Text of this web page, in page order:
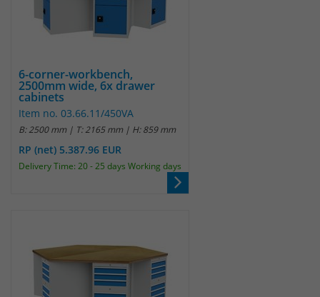
6-corner-workbench,
2500mm wide, 6x drawer
cabinets
Item no. 03.66.11/450VA
B: 2500 mm | T: 2165 mm | H: 859 mm
RP (net) 5.387.96 EUR
Delivery Time: 20 - 25 days Working days
Anbieter TYPO3
Zweck
Enthält die gewählten Tracking-Optin-
Einstellungen.
Websitebesucher für die Dauer des
Besuchs der Webseite zu identifizieren.
_pk_id
Anbieter
Laufzeit 13 Monate
Zweck
Das Cookie wird von Matomo installiert.
Das Cookie wird verwendet, um
Besucher-, Sitzungs- und
Analysebericht der Website zu
verfolgen. Die Cookies speichern
Informationen anonym und weisen
eine randoly generierte Nummer zu,